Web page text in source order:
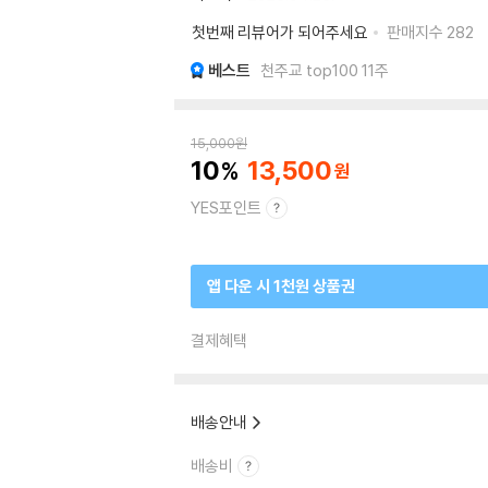
첫번째 리뷰어가 되어주세요
판매지수 282
베스트 천주교 top100 11주
15,000원
10 13,500
YES포인트
앱 다운 시 1천원 상품권
결제혜택
배송안내
배송비